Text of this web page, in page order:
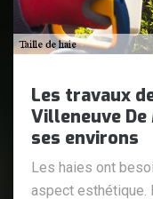
Les travaux
Villeneuve De
ses environs
Les haies ont
aspect esthétique.